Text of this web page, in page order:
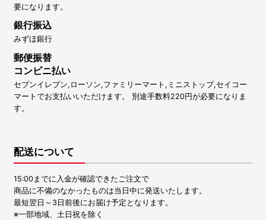
要になります。
銀行振込
みずほ銀行
郵便振替
コンビニ払い
セブンイレブン,ローソン,ファミリーマート,ミニストップ,セイコー
マートでお支払いいただけます。 別途手数料220円が必要になりま
す。
配送について
15:00までに入金が確認できたご注文で
商品に不備のなかったものは当日中に発送いたします。
最短翌日～3日前後にお届け予定となります。
※一部地域、土日祝を除く